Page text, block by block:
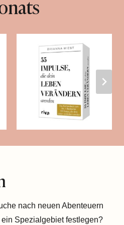
nach neuen Abenteuern
Spezialgebiet festlegen?